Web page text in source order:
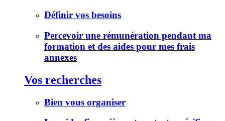
Définir vos besoins
Percevoir une rémunération pendant ma
formation et des aides pour mes frais
annexes
Vos recherches
Bien vous organiser